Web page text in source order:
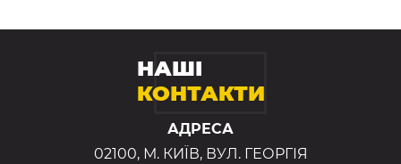
НАШІ
КОНТАКТИ
АДРЕСА
02100, М. КИЇВ, ВУЛ. ГЕОРГІЯ